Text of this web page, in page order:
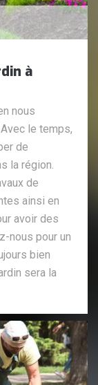
à
nous
le temps,
de
la région.
de
ainsi en
avoir des
nous pour un
bien
sera la